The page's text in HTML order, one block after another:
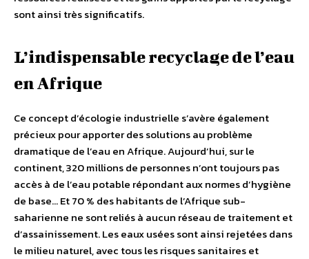
sont ainsi très significatifs.
L’indispensable recyclage de l’eau
en Afrique
Ce concept d’écologie industrielle s’avère également
précieux pour apporter des solutions au problème
dramatique de l’eau en Afrique. Aujourd’hui, sur le
continent, 320 millions de personnes n’ont toujours pas
accès à de l’eau potable répondant aux normes d’hygiène
de base… Et 70 % des habitants de l’Afrique sub-
saharienne ne sont reliés à aucun réseau de traitement et
d’assainissement. Les eaux usées sont ainsi rejetées dans
le milieu naturel, avec tous les risques sanitaires et